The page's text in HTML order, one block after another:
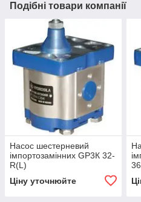
Подібні товари компанії
Насос шестерневий
імпортозамінних GP3К 32-
R(L)
Ціну уточнюйте